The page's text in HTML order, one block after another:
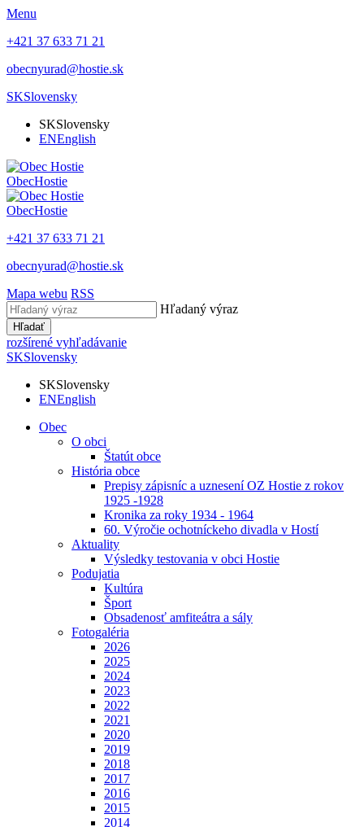
Menu
+421 37 633 71 21
obecnyurad@hostie.sk
SKSlovensky
SKSlovensky
ENEnglish
ObecHostie
ObecHostie
+421 37 633 71 21
obecnyurad@hostie.sk
Mapa webu RSS
Hľadaný výraz
Hľadať
rozšírené vyhľadávanie
SKSlovensky
SKSlovensky
ENEnglish
Obec
O obci
Štatút obce
História obce
Prepisy zápisníc a uznesení OZ Hostie z rokov
1925 -1928
Kronika za roky 1934 - 1964
60. Výročie ochotníckeho divadla v Hostí
Aktuality
Výsledky testovania v obci Hostie
Podujatia
Kultúra
Šport
Obsadenosť amfiteátra a sály
Fotogaléria
2026
2025
2024
2023
2022
2021
2020
2019
2018
2017
2016
2015
2014